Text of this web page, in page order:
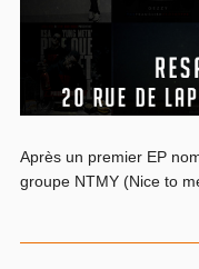
Après un premier EP
groupe NTMY (Nice to